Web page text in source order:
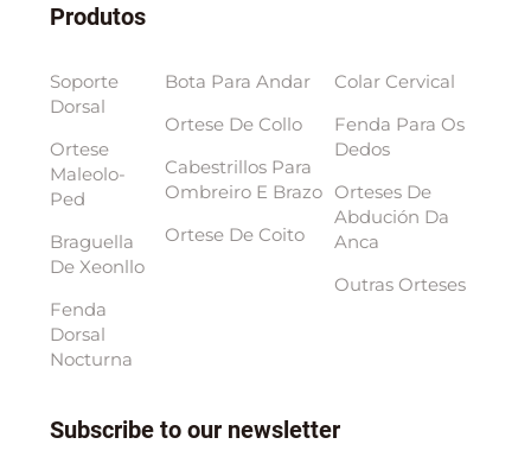
Produtos
Soporte
Dorsal
Ortese
Maleolo-
Ped
Braguella
De Xeonllo
Fenda
Dorsal
Nocturna
Bota Para Andar
Ortese De Collo
Cabestrillos Para
Ombreiro E Brazo
Ortese De Coito
Colar Cervical
Fenda Para Os
Dedos
Orteses De
Abdución Da
Anca
Outras Orteses
Subscribe to our newsletter